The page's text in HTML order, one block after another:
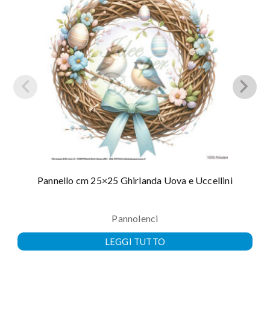
Pannello cm 25×25 Ghirlanda Uova e Uccellini
Pannolenci
LEGGI TUTTO